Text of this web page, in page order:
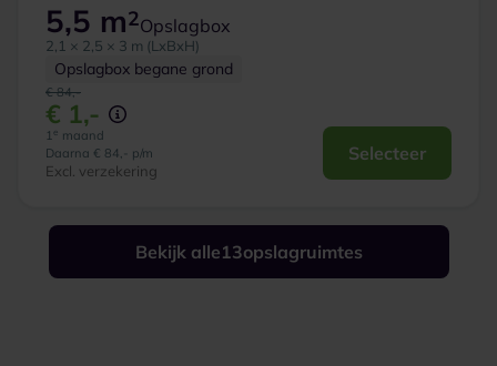
5,5 m2Opslagbox
2,1 × 2,5 × 3 m (LxBxH)
Opslagbox begane grond
€ 84,-
€ 1,-
1 e maand
Daarna € 84,- p/m
Excl. verzekering
Selecteer
Bekijk alle13opslagruimtes